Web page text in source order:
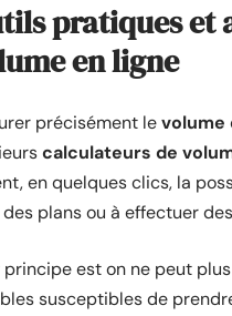
pratiques et
en ligne
précisément levolume
calculateurs de
en quelques clics, la
plans ou à effectuer
principe est on ne peut
susceptibles de